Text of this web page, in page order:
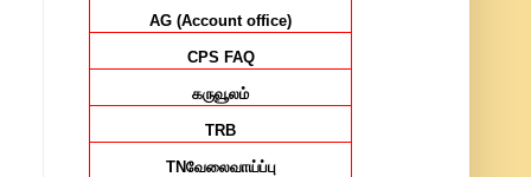
AG (Account office)
CPS FAQ
கருவூலம்
TRB
TNவேலைவாய்ப்பு